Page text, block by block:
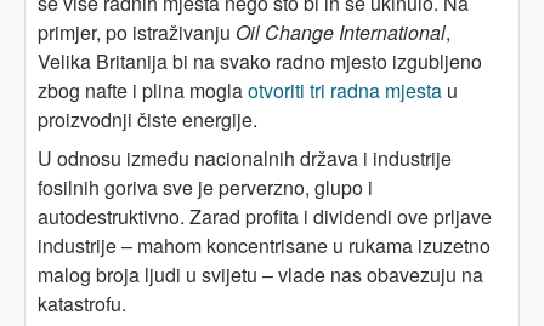
primjer, po istraživanju Oil Change International,
Velika Britanija bi na svako radno mjesto izgubljeno
zbog nafte i plina moglaotvoriti tri radna mjesta u
proizvodnji čiste energije.
U odnosu između nacionalnih država i industrije
fosilnih goriva sve je perverzno, glupo i
autodestruktivno. Zarad profita i dividendi ove prljave
industrije – mahom koncentrisane u rukama izuzetno
malog broja ljudi u svijetu – vlade nas obavezuju na
katastrofu.